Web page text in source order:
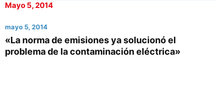
Mayo 5, 2014
mayo 5, 2014
«La norma de emisiones ya solucionó el
problema de la contaminación eléctrica»